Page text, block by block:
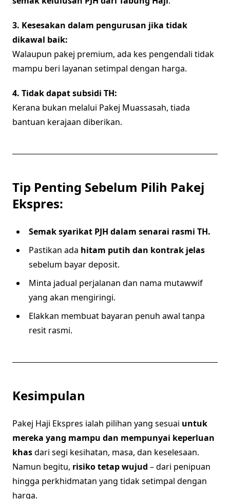
3. Kesesakan dalam pengurusan jika tidak
dikawal baik:
Walaupun pakej premium, ada kes pengendali tidak
mampu beri layanan setimpal dengan harga.
4. Tidak dapat subsidi TH:
Kerana bukan melalui Pakej Muassasah, tiada
bantuan kerajaan diberikan.
Tip Penting Sebelum Pilih Pakej
Ekspres:
Semak syarikat PJH dalam senarai rasmi TH.
Pastikan ada hitam putih dan kontrak jelas
sebelum bayar deposit.
Minta jadual perjalanan dan nama mutawwif
yang akan mengiringi.
Elakkan membuat bayaran penuh awal tanpa
resit rasmi.
Kesimpulan
Pakej Haji Ekspres ialah pilihan yang sesuai untuk
mereka yang mampu dan mempunyai keperluan
khasdari segi kesihatan, masa, dan keselesaan.
Namun begitu, risiko tetap wujud – dari penipuan
hingga perkhidmatan yang tidak setimpal dengan
harga.